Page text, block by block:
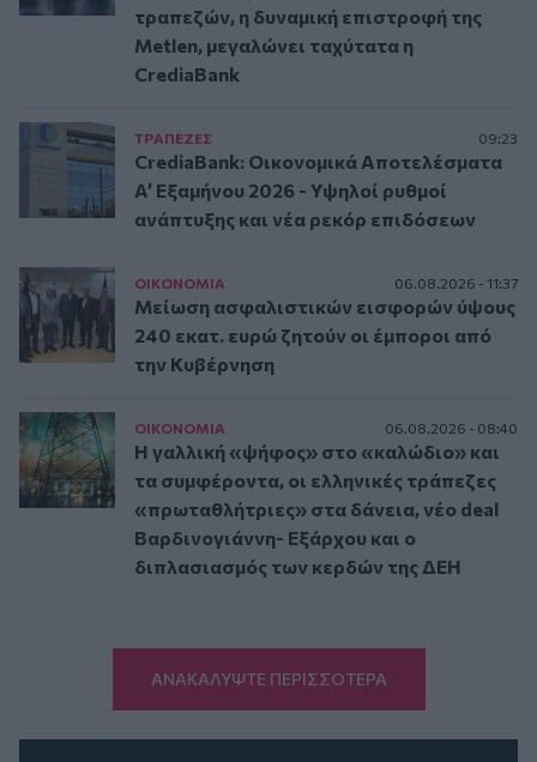
τραπεζών, η δυναμική επιστροφή της
Metlen, μεγαλώνει ταχύτατα η
CrediaBank
ΤΡAΠΕΖΕΣ 09:23
CrediaBank: Οικονομικά Αποτελέσματα
A’ Εξαμήνου 2026 - Υψηλοί ρυθμοί
ανάπτυξης και νέα ρεκόρ επιδόσεων
ΟΙΚΟΝΟΜΙΑ 06.08.2026 - 11:37
Μείωση ασφαλιστικών εισφορών ύψους
240 εκατ. ευρώ ζητούν οι έμποροι από
την Κυβέρνηση
ΟΙΚΟΝΟΜΙΑ 06.08.2026 - 08:40
Η γαλλική «ψήφος» στο «καλώδιο» και
τα συμφέροντα, οι ελληνικές τράπεζες
«πρωταθλήτριες» στα δάνεια, νέο deal
Βαρδινογιάννη- Εξάρχου και ο
διπλασιασμός των κερδών της ΔΕΗ
ΑΝΑΚΑΛΥΨΤΕ ΠΕΡΙΣΣΟΤΕΡΑ